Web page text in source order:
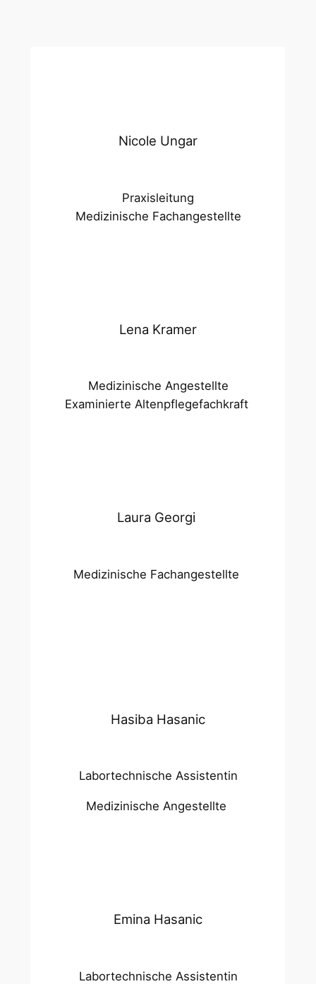
Nicole Ungar
Praxisleitung
Medizinische Fachangestellte
Lena Kramer
Medizinische Angestellte
Examinierte Altenpflegefachkraft
Laura Georgi
Medizinische Fachangestellte
Hasiba Hasanic
Labortechnische Assistentin
Medizinische Angestellte
Emina Hasanic
Labortechnische Assistentin